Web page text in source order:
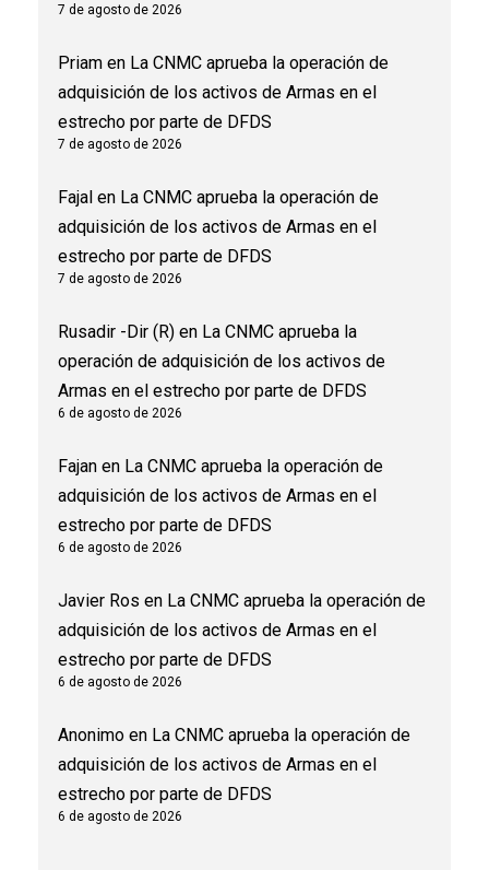
7 de agosto de 2026
Priam en La CNMC aprueba la operación de
adquisición de los activos de Armas en el
estrecho por parte de DFDS
7 de agosto de 2026
Fajal en La CNMC aprueba la operación de
adquisición de los activos de Armas en el
estrecho por parte de DFDS
7 de agosto de 2026
Rusadir -Dir (R) en La CNMC aprueba la
operación de adquisición de los activos de
Armas en el estrecho por parte de DFDS
6 de agosto de 2026
Fajan en La CNMC aprueba la operación de
adquisición de los activos de Armas en el
estrecho por parte de DFDS
6 de agosto de 2026
Javier Ros en La CNMC aprueba la operación de
adquisición de los activos de Armas en el
estrecho por parte de DFDS
6 de agosto de 2026
Anonimo en La CNMC aprueba la operación de
adquisición de los activos de Armas en el
estrecho por parte de DFDS
6 de agosto de 2026